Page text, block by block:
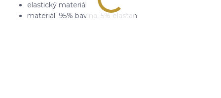
elastický materiál
materiál: 95% bavlna, 5% elastan